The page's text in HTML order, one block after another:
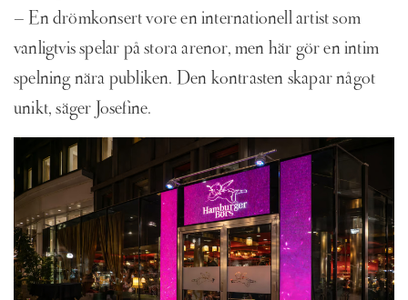
– En drömkonsert vore en internationell artist som
vanligtvis spelar på stora arenor, men här gör en intim
spelning nära publiken. Den kontrasten skapar något
unikt, säger Josefine.